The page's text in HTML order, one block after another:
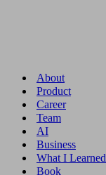
About
Product
Career
Team
AI
Business
What I Learned
Book